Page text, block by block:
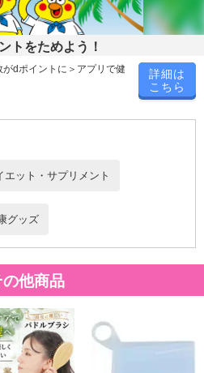
す
、実際の商品と多少色の見え方が
少の誤差が生じる場合がございま
で出荷します。予めご了承くださ
い
部デザイン・カラー等仕様が変更
ご了承ください
ついて】
、配送日数などにより異なります
トをためよう！
dポイントに＞アプリで健
詳細は
こちら
エット・サプリメント
グッズ
他商品